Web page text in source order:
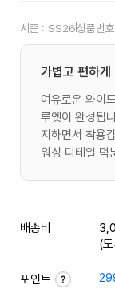
시즌 : SS26상품번
가볍고 편하게
여유로운 와이
루엣이 완성됩
지하면서 착용
워싱 디테일 덕
배송비
(
포인트